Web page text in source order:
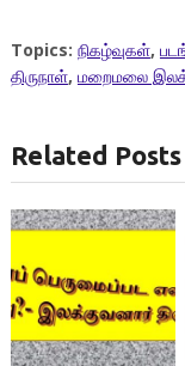
Topics: நிகழ்வுகள்,
திருநாள், மறைமலை
Related Posts